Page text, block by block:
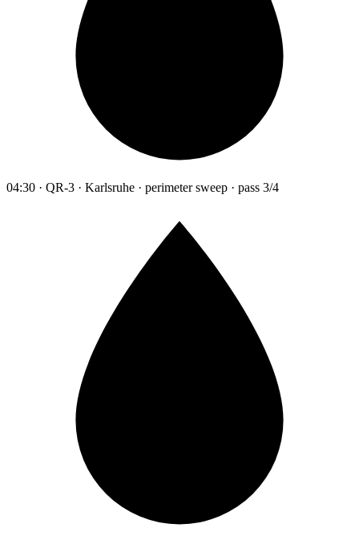
04:30 · QR-3 · Karlsruhe · perimeter sweep · pass 3/4